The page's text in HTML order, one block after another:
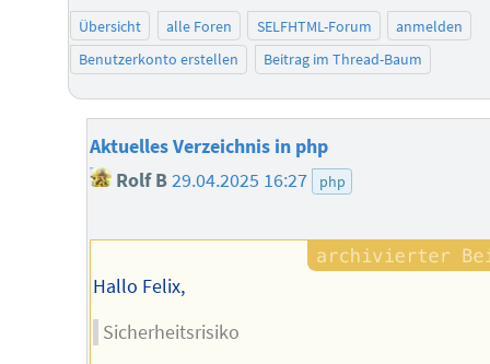
Übersicht alle Foren SELFHTML-Forum
anmelden
Benutzerkonto erstellen
Beitrag im Thread-Baum
Aktuelles Verzeichnis in php
Rolf B29.04.2025 16:27 php
Hallo Felix,
Sicherheitsrisiko